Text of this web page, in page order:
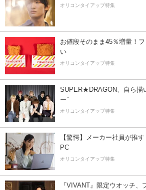
オリコンタイアップ特集
お値段そのまま45％増量！
い
オリコンタイアップ特集
SUPER★DRAGON、自ら描
ー”
オリコンタイアップ特集
【驚愕】メーカー社員が推
PC
オリコンタイアップ特集
『VIVANT』限定ウオッチ